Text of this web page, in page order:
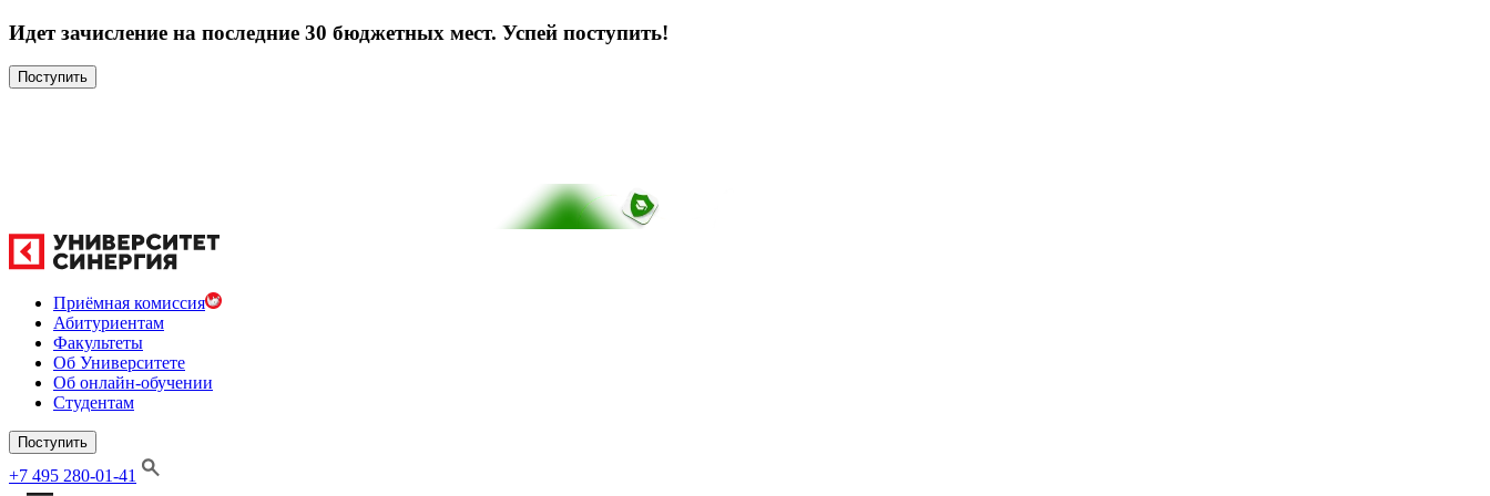
Идет зачисление на последние 30 бюджетных мест. Успей поступить!
Поступить
Приёмная комиссия
Абитуриентам
Факультеты
Об Университете
Об онлайн-обучении
Студентам
Поступить
+7 495 280-01-41